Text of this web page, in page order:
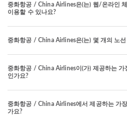
중화항공 / China Airlines은(는) 웹/온라인
이용할 수 있나요?
중화항공 / China Airlines은(는) 몇 개의 노
중화항공 / China Airlines이(가) 제공하는
인가요?
중화항공 / China Airlines에서 제공하는 가
가요?